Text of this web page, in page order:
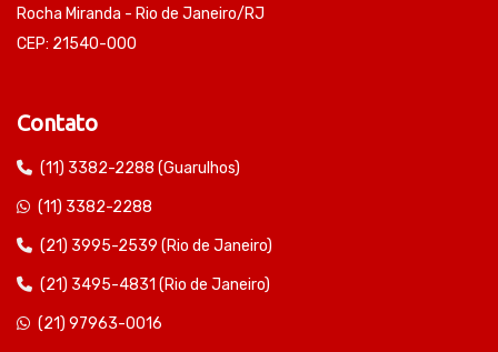
Rocha Miranda - Rio de Janeiro/RJ
CEP: 21540-000
Contato
(11) 3382-2288 (Guarulhos)
(11) 3382-2288
(21) 3995-2539 (Rio de Janeiro)
(21) 3495-4831 (Rio de Janeiro)
(21) 97963-0016